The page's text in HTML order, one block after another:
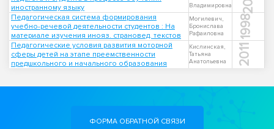
иностранному языку
Владимировна
Педагогическая система формирования
учебно-речевой деятельности студентов : На
материале изучения инояз. страновед. текстов
Могилевич,
Бронислава
Рафаиловна
1998
Педагогические условия развития моторной
сферы детей на этапе преемственности
предшкольного и начального образования
Кислинская,
Татьяна
Анатольевна
2011
ФОРМА ОБРАТНОЙ СВЯЗИ